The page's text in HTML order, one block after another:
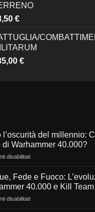
€
€
l’oscurità del millennio:
di Warhammer 40.000?
disabilitatisu
l’oscurità
del
millennio:
Cosa
Fede e Fuoco:
40.000 e Kill Team
disabilitatisu